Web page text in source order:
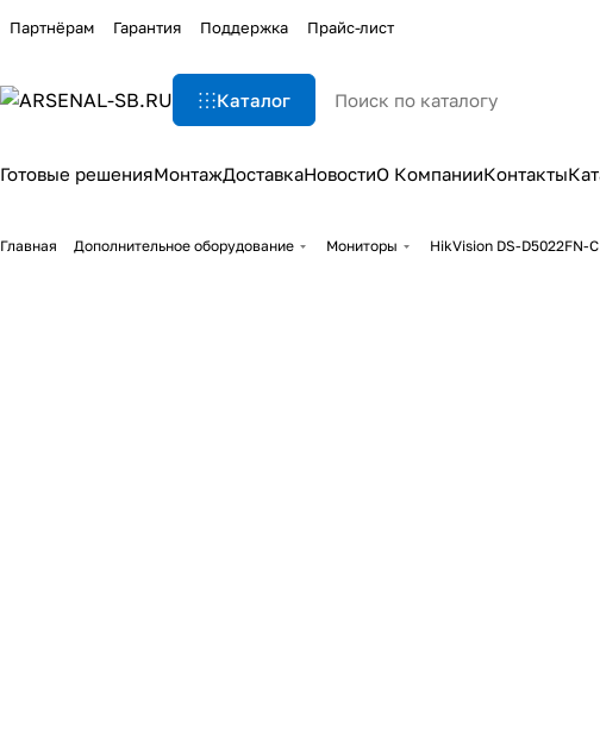
Партнёрам Гарантия Поддержка Прайс-лист
Каталог
Готовые решенияМонтажДоставкаНовостиО КомпанииКонтакты
Главная Дополнительное оборудование Мониторы HikVision DS-D5022FN-C